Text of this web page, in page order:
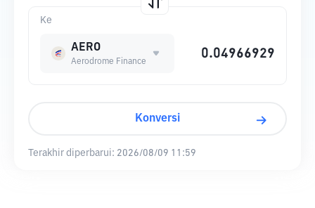
Ke
AERO
Aerodrome Finance
Konversi
Terakhir diperbarui: 2026/08/09 11:59